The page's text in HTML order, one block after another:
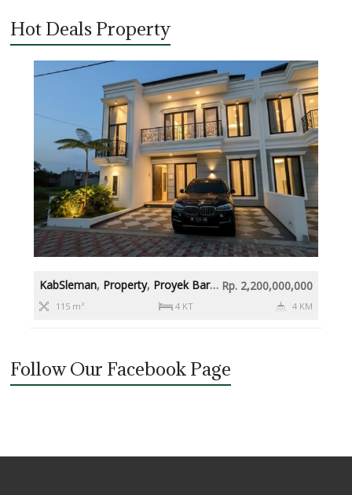
Hot Deals Property
KabSleman, Property, Proyek Baru ,Rumah diatas 2M,
Rp. 2,200,000,000
115 m² 4 KT 4 KM
Follow Our Facebook Page